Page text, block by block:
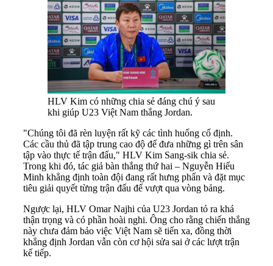
HLV Kim có những chia sẻ đáng chú ý sau
khi giúp U23 Việt Nam thắng Jordan.
"Chúng tôi đã rèn luyện rất kỹ các tình huống cố định.
Các cầu thủ đã tập trung cao độ để đưa những gì trên sân
tập vào thực tế trận đấu," HLV Kim Sang-sik chia sẻ.
Trong khi đó, tác giả bàn thắng thứ hai – Nguyễn Hiểu
Minh khẳng định toàn đội đang rất hưng phấn và đặt mục
tiêu giải quyết từng trận đấu để vượt qua vòng bảng.
Ngược lại, HLV Omar Najhi của U23 Jordan tỏ ra khá
thận trọng và có phần hoài nghi. Ông cho rằng chiến thắng
này chưa đảm bảo việc Việt Nam sẽ tiến xa, đồng thời
khẳng định Jordan vẫn còn cơ hội sửa sai ở các lượt trận
kế tiếp.